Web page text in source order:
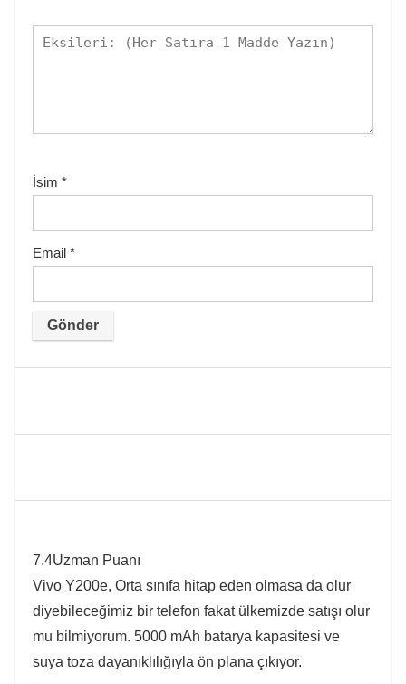
İsim *
Email *
7.4Uzman Puanı
Vivo Y200e, Orta sınıfa hitap eden olmasa da olur
diyebileceğimiz bir telefon fakat ülkemizde satışı olur
mu bilmiyorum. 5000 mAh batarya kapasitesi ve
suya toza dayanıklılığıyla ön plana çıkıyor.